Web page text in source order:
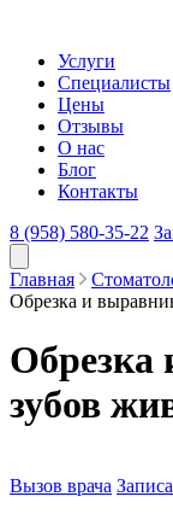
Услуги
Специалисты
Цены
Отзывы
О нас
Блог
Контакты
8 (958) 580-35-22
Главная
Обрезка и
Обрезка
зубов
Вызов врача